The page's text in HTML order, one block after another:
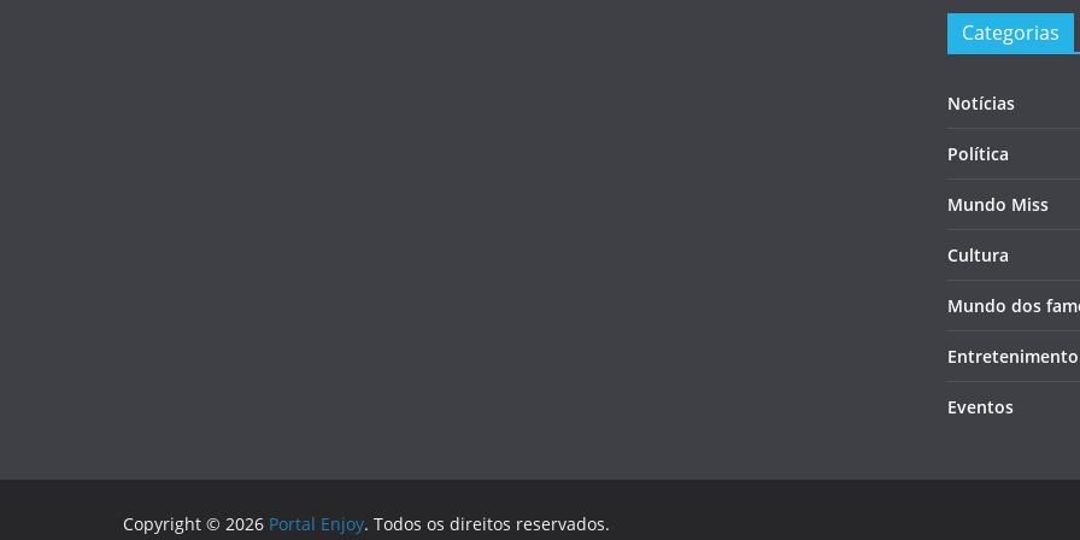
Categorias
Notícias
Política
Mundo Miss
Cultura
Mundo dos
Entretenimento
Eventos
Copyright © 2026 Portal Enjoy. Todos os direitos reservados.